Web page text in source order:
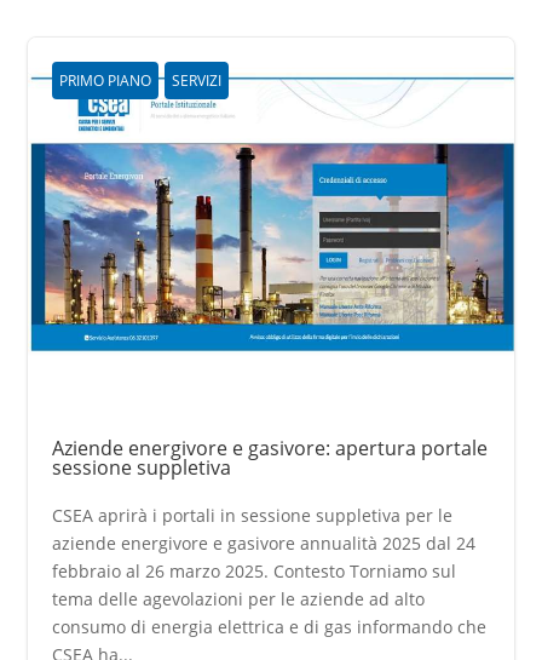
PRIMO PIANO SERVIZI
Aziende energivore e gasivore: apertura portale
sessione suppletiva
CSEA aprirà i portali in sessione suppletiva per le
aziende energivore e gasivore annualità 2025 dal 24
febbraio al 26 marzo 2025. Contesto Torniamo sul
tema delle agevolazioni per le aziende ad alto
consumo di energia elettrica e di gas informando che
CSEA ha...